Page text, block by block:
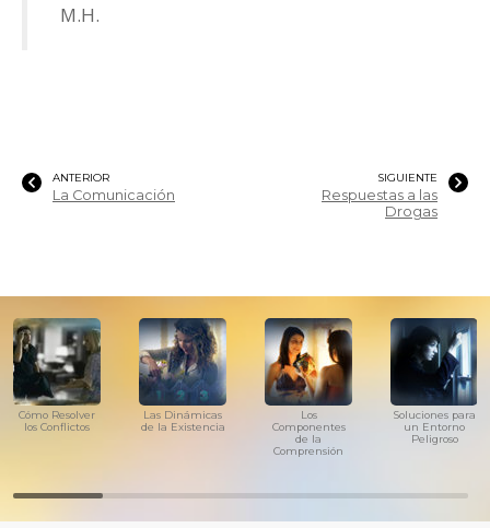
M.H.
ANTERIOR
La Comunicación
SIGUIENTE
Respuestas a las
Drogas
Cómo Resolver
los Conflictos
Las Dinámicas
de la Existencia
Los
Componentes
de la
Comprensión
Soluciones para
un Entorno
Peligroso